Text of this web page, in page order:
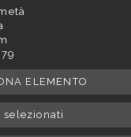
ELEMENTO
selezionati